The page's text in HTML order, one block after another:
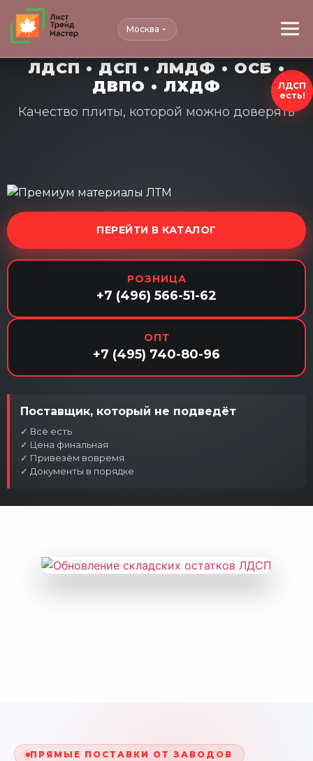
Москва
ЛДСП • ДСП • ЛМДФ • ОСБ •
ДВПО • ЛХДФ
Качество плиты, которой можно доверять
ПЕРЕЙТИ В КАТАЛОГ
РОЗНИЦА
+7 (496) 566-51-62
ОПТ
+7 (495) 740-80-96
Поставщик, который не подведёт
✓ Всё есть
✓ Цена финальная
✓ Привезём вовремя
✓ Документы в порядке
ПРЯМЫЕ ПОСТАВКИ ОТ ЗАВОДОВ
ЛДСП
есть!